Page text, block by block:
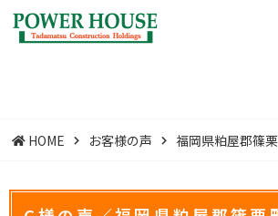
HOME お客様の声 福岡県粕屋郡篠